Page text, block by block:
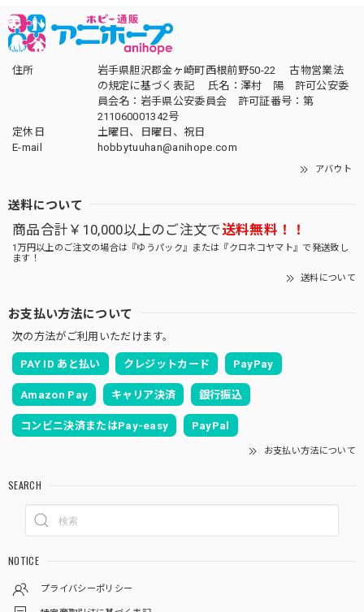
住所
岩手県胆沢郡金ヶ崎町西根前野50-22 古物営業法
の規定に基づく表記 氏名：澤村 陽 許可公安委
員会名：岩手県公安委員会 許可証番号：第
211060001342号
定休日
土曜日、日曜日、祝日
E-mail
hobbytuuhan@anihope.com
アバウト
送料について
商品合計￥10,000以上のご注文で送料無料！！
1万円以上のご注文の場合は『ゆうパック』または『クロネコヤマト』で発送致し
ます！
送料について
お支払い方法について
次の方法がご利用いただけます。
PAY ID あと払い クレジットカード PayPay
Amazon Pay キャリア決済 銀行振込
コンビニ決済またはPay-easy PayPal
お支払い方法について
SEARCH
NOTICE
プライバシーポリシー